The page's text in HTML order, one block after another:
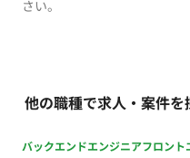
さい。
他の職種で求人・案件を
バックエンドエンジニアフロント